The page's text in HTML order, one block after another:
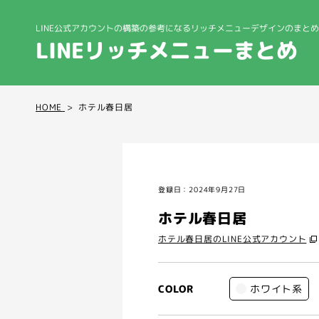
LINE公式アカウントの構築の参考になるリッチメニューデザインのまと
LINEリッチメニューまとめ
HOME ホテル春日居
登録日：2024年9月27日
ホテル春日居
ホテル春日居のLINE公式アカウント
COLOR ホワイト系